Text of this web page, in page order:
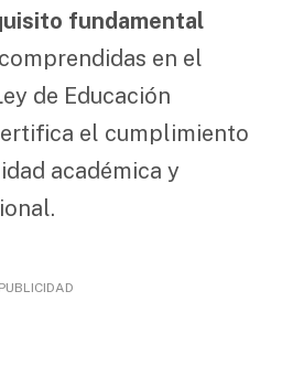
fundamental
comprendidas en el
de Educación
el cumplimiento
académica y
PUBLICIDAD